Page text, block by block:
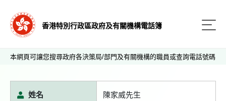
香港特別行政區政府及有關機構電話簿
本網頁可讓您搜尋政府各決策局/部門及有關機構的職員或查詢電話號碼
姓名 陳家威先生